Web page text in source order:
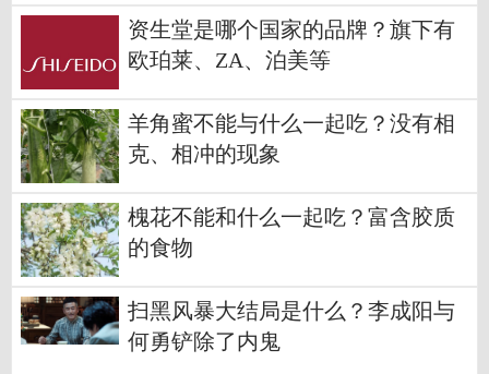
资生堂是哪个国家的品牌？旗下有
欧珀莱、ZA、泊美等
羊角蜜不能与什么一起吃？没有相
克、相冲的现象
槐花不能和什么一起吃？富含胶质
的食物
扫黑风暴大结局是什么？李成阳与
何勇铲除了内鬼